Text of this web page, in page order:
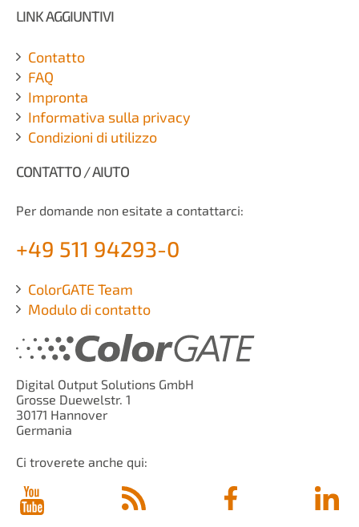
LINK AGGIUNTIVI
Contatto
FAQ
Impronta
Informativa sulla privacy
Condizioni di utilizzo
CONTATTO / AIUTO
Per domande non esitate a contattarci:
+49 511 94293-0
ColorGATE Team
Modulo di contatto
Digital Output Solutions GmbH
Grosse Duewelstr. 1
30171 Hannover
Germania
Ci troverete anche qui: